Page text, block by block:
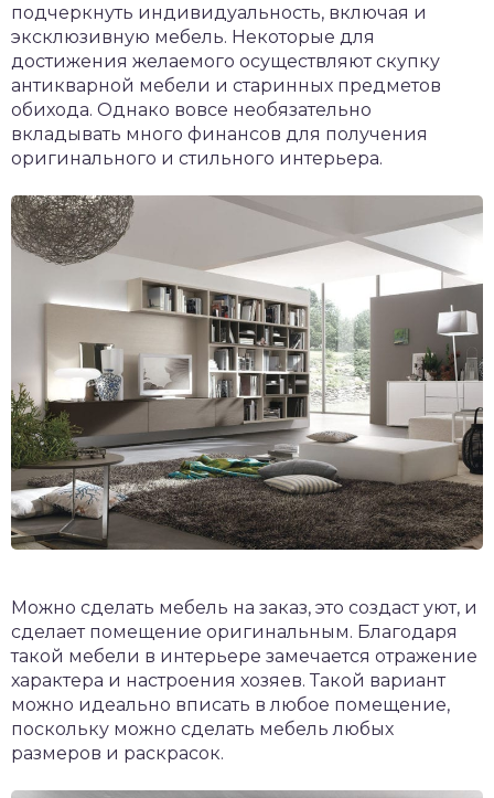
подчеркнуть индивидуальность, включая и
эксклюзивную мебель. Некоторые для
достижения желаемого осуществляют скупку
антикварной мебели и старинных предметов
обихода. Однако вовсе необязательно
вкладывать много финансов для получения
оригинального и стильного интерьера.
Можно сделать мебель на заказ, это создаст уют, и
сделает помещение оригинальным. Благодаря
такой мебели в интерьере замечается отражение
характера и настроения хозяев. Такой вариант
можно идеально вписать в любое помещение,
поскольку можно сделать мебель любых
размеров и раскрасок.